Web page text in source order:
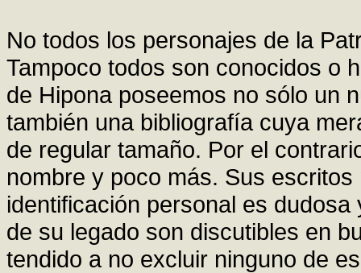
No todos los personajes de la
Tampoco todos son conocidos o
de Hipona poseemos no sólo un
también una bibliografía cuya
de regular tamaño. Por el
nombre y poco más. Sus
identificación personal es
de su legado son discutibles en
tendido a no excluir ninguno de